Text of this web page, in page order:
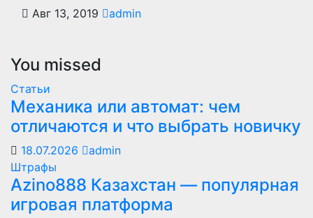
Авг 13, 2019 admin
You missed
Статьи
Механика или автомат: чем
отличаются и что выбрать новичку
18.07.2026
admin
Штрафы
Azino888 Казахстан — популярная
игровая платформа